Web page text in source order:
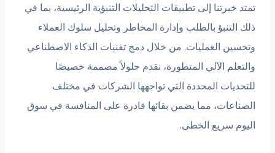
إلى تطبيقات التحليلات التنبؤية الرئيسية، بما في
بالطلب وإدارة المخاطر وتحليل سلوك العملاء
العمليات. من خلال دمج تقنيات الذكاء الاصطناعي
الآلي المتطورة، نقدم حلولاً مصممة خصيصًا
المحددة التي تواجهها الشركات في مختلف
مما يضمن بقائها قادرة على المنافسة في سوق
الخطى.